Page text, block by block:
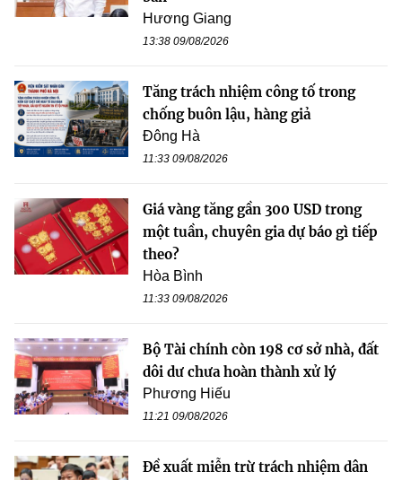
Hương Giang
13:38 09/08/2026
Tăng trách nhiệm công tố trong
chống buôn lậu, hàng giả
Đông Hà
11:33 09/08/2026
Giá vàng tăng gần 300 USD trong
một tuần, chuyên gia dự báo gì tiếp
theo?
Hòa Bình
11:33 09/08/2026
Bộ Tài chính còn 198 cơ sở nhà, đất
dôi dư chưa hoàn thành xử lý
Phương Hiếu
11:21 09/08/2026
Đề xuất miễn trừ trách nhiệm dân